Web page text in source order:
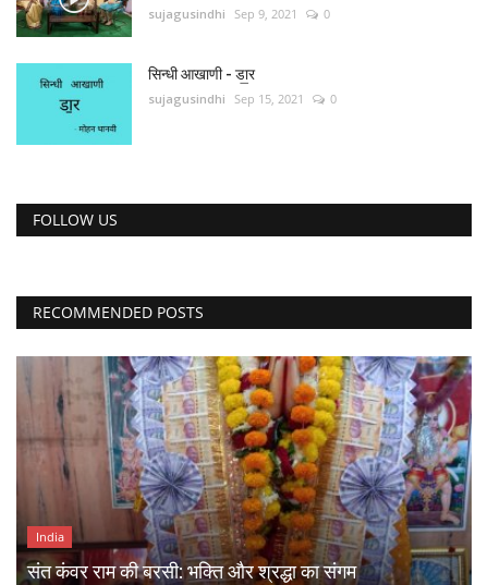
sujagusindhi Sep 9, 2021 0
सिन्धी आखाणी - डा॒र
sujagusindhi Sep 15, 2021 0
FOLLOW US
RECOMMENDED POSTS
India
संत कंवर राम की बरसी: भक्ति और श्रद्धा का संगम